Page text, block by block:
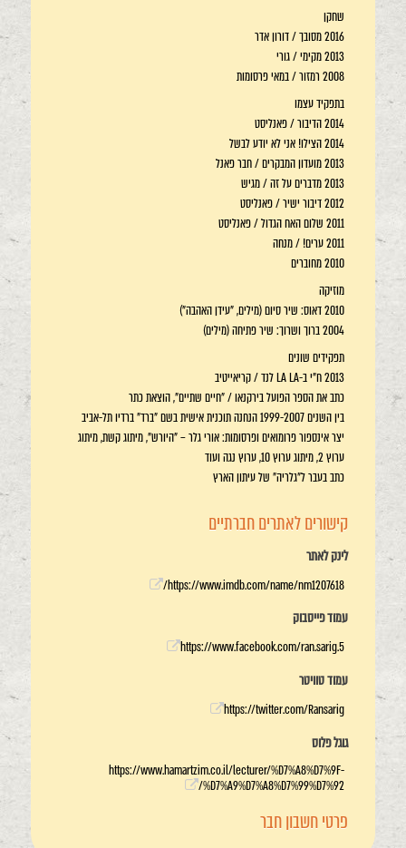
שחקן
2016 מסובך / דורון אדר
2013 מקימי / גורי
2008 רמזור / במאי פרסומות
בתפקיד עצמו
2014 הדיבור / פאנליסט
2014 הצילו! אני לא יודע לבשל
2013 מועדון המבקרים / חבר פאנל
2013 מדברים על זה / מגיש
2012 דיבור ישיר / פאנליסט
2011 שלום האח הגדול / פאנליסט
2011 ערים! / מנחה
2010 מחוברים
מוזיקה
2010 דאוס: שיר סיום (מילים, "עידן האהבה")
2004 ברוך ושרוך: שיר פתיחה (מילים)
תפקידים שונים
2013 ח"י ב-LA LA לנד / קריאייטיב
כתב את הספר הפועל בירקנאו / "חיים שתיים", הוצאת כתר
בין השנים 1999-2007 הנחנה תוכנית אישית בשם "ברד" ברדיו תל-אביב
יצר אינספור פרומואים ופרסומות: אורי גלר – "היורש", מיתוג קשת, מיתוג
ערוץ 2, מיתוג ערוץ 10, ערוץ נגה ועוד
כתב בעבר ל"גלריה" של עיתון הארץ
קישורים לאתרים חברתיים
לינק לאתר
https://www.imdb.com/name/nm1207618/
עמוד פייסבוק
https://www.facebook.com/ran.sarig.5
עמוד טוויטר
https://twitter.com/Ransarig
גוגל פלוס
https://www.hamartzim.co.il/lecturer/%D7%A8%D7%9F-
%D7%A9%D7%A8%D7%99%D7%92/
פרטי חשבון חבר